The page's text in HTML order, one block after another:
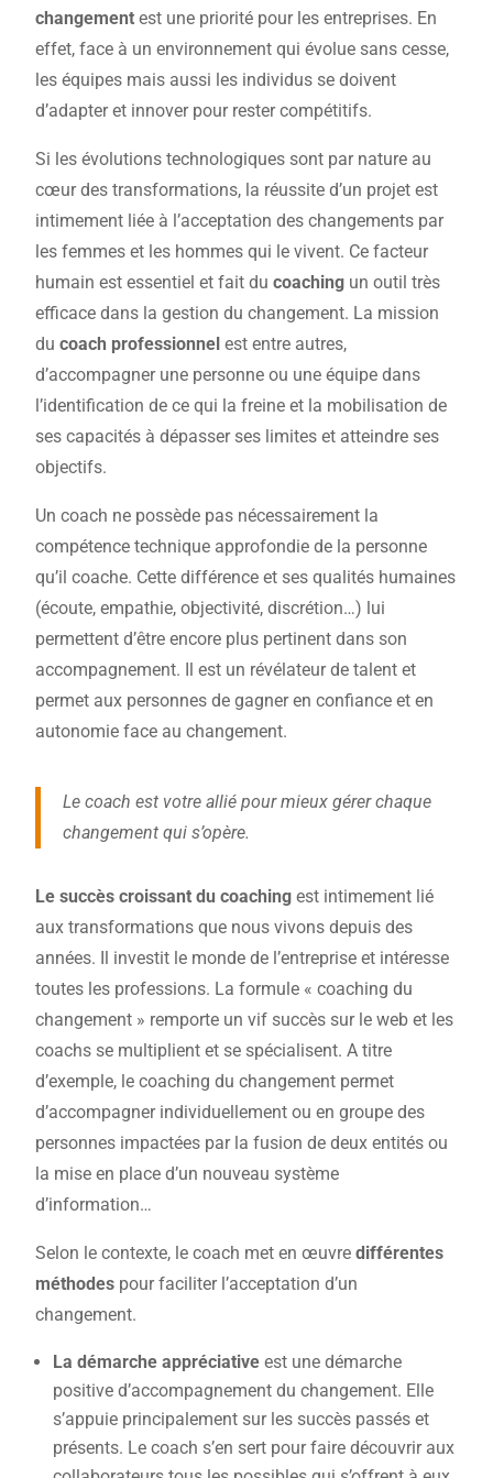
changement est une priorité pour les entreprises. En
effet, face à un environnement qui évolue sans cesse,
les équipes mais aussi les individus se doivent
d’adapter et innover pour rester compétitifs.
Si les évolutions technologiques sont par nature au
cœur des transformations, la réussite d’un projet est
intimement liée à l’acceptation des changements par
les femmes et les hommes qui le vivent. Ce facteur
humain est essentiel et fait ducoaching un outil très
efficace dans la gestion du changement. La mission
ducoach professionnel est entre autres,
d’accompagner une personne ou une équipe dans
l’identification de ce qui la freine et la mobilisation de
ses capacités à dépasser ses limites et atteindre ses
objectifs.
Un coach ne possède pas nécessairement la
compétence technique approfondie de la personne
qu’il coache. Cette différence et ses qualités humaines
(écoute, empathie, objectivité, discrétion…) lui
permettent d’être encore plus pertinent dans son
accompagnement. Il est un révélateur de talent et
permet aux personnes de gagner en confiance et en
autonomie face au changement.
Le coach est votre allié pour mieux gérer chaque
changement qui s’opère.
Le succès croissant du coaching est intimement lié
aux transformations que nous vivons depuis des
années. Il investit le monde de l’entreprise et intéresse
toutes les professions. La formule « coaching du
changement » remporte un vif succès sur le web et les
coachs se multiplient et se spécialisent. A titre
d’exemple, le coaching du changement permet
d’accompagner individuellement ou en groupe des
personnes impactées par la fusion de deux entités ou
la mise en place d’un nouveau système
d’information…
Selon le contexte, le coach met en œuvredifférentes
méthodes pour faciliter l’acceptation d’un
changement.
La démarche appréciative est une démarche
positive d’accompagnement du changement. Elle
s’appuie principalement sur les succès passés et
présents. Le coach s’en sert pour faire découvrir aux